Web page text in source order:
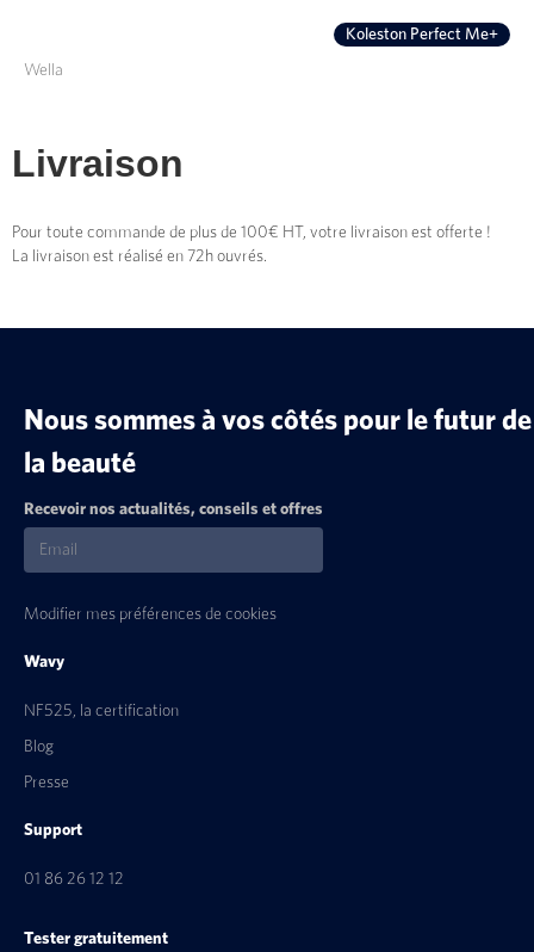
Koleston Perfect Me+
Wella
Livraison
Pour toute commande de plus de 100€ HT, votre livraison est offerte !
La livraison est réalisé en 72h ouvrés.
Nous sommes à vos côtés pour le futur de
la beauté
Recevoir nos actualités, conseils et offres
Modifier mes préférences de cookies
Wavy
NF525, la certification
Blog
Presse
Support
01 86 26 12 12
Tester gratuitement